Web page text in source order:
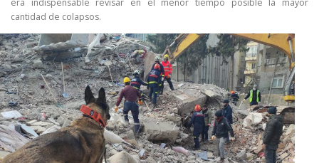
era indispensable revisar en el menor tiempo posible la mayor
cantidad de colapsos.